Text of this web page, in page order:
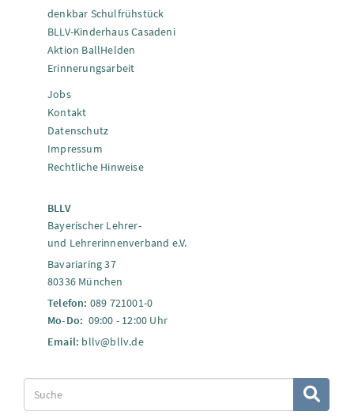
denkbar Schulfrühstück
BLLV-Kinderhaus Casadeni
Aktion BallHelden
Erinnerungsarbeit
Jobs
Kontakt
Datenschutz
Impressum
Rechtliche Hinweise
BLLV
Bayerischer Lehrer-
und Lehrerinnenverband e.V.
Bavariaring 37
80336 München
Telefon: 089 721001-0
Mo-Do: 09:00 - 12:00 Uhr
Email: bllv@bllv.de